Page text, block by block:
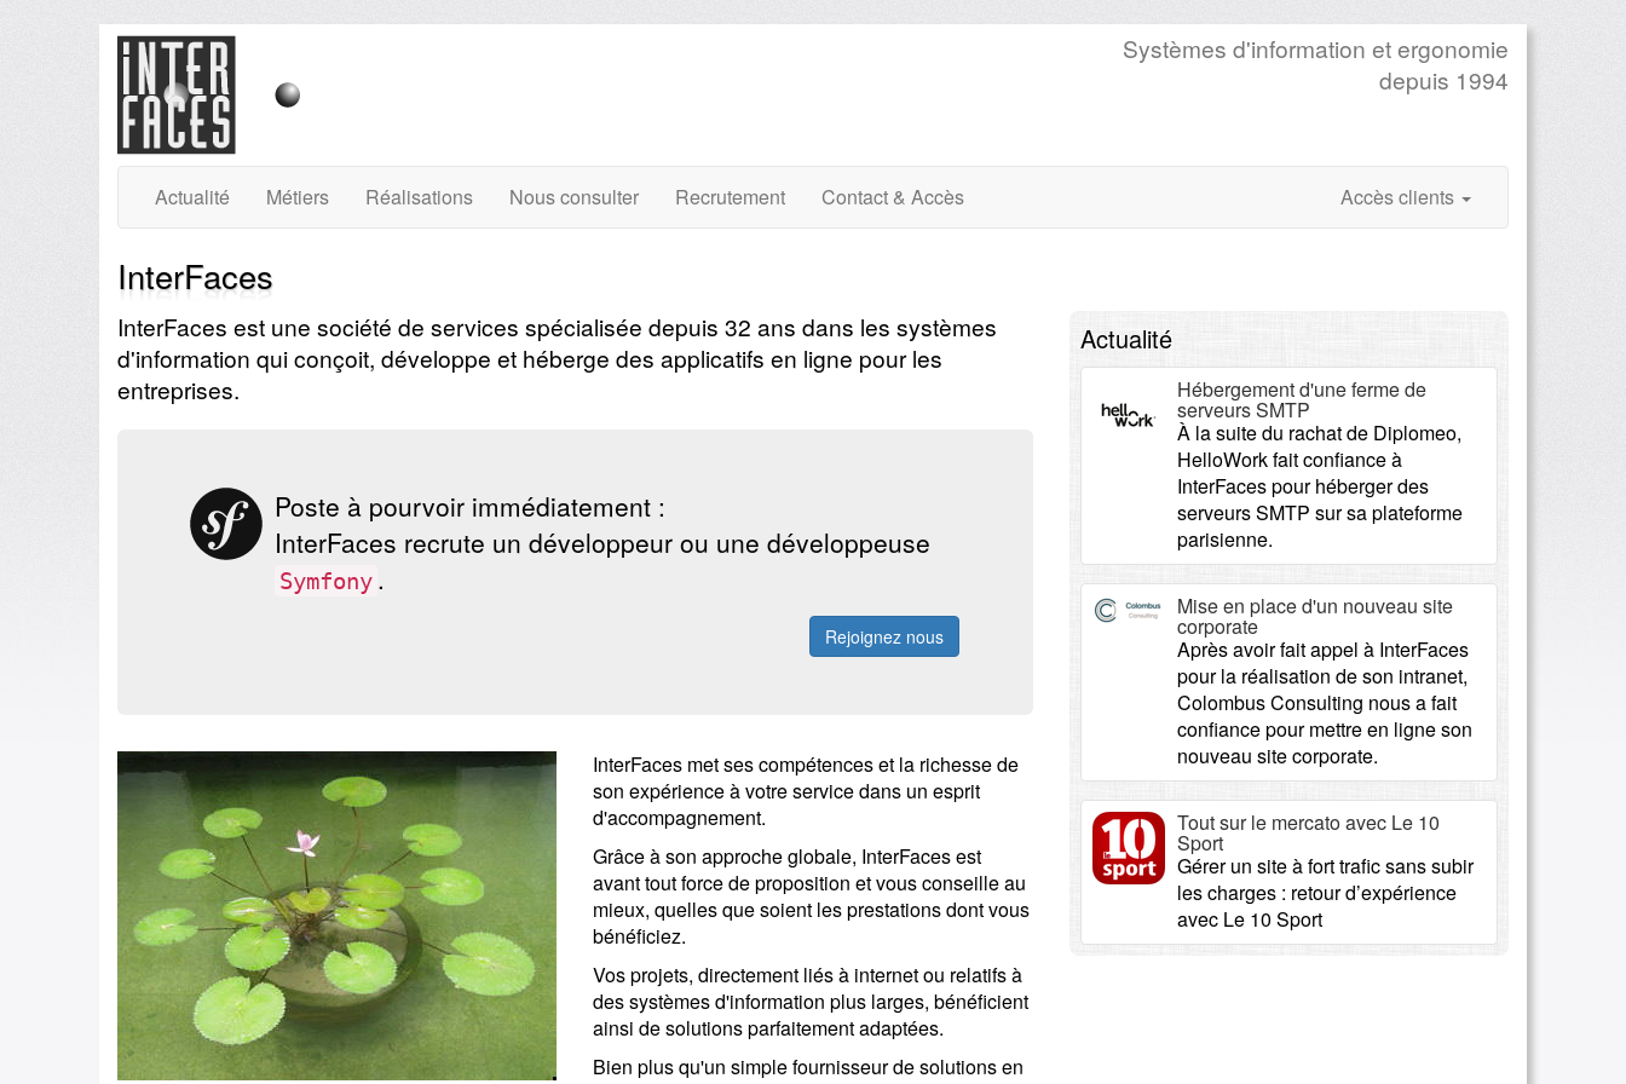
Systèmes d'information et ergonomie
depuis 1994
Actualité Métiers Réalisations Nous consulter Recrutement Contact & Accès Accès clients
InterFaces
InterFaces est une société de services spécialisée depuis 32 ans dans les systèmes
d'information qui conçoit, développe et héberge des applicatifs en ligne pour les
entreprises.
Poste à pourvoir immédiatement :
InterFaces recrute un développeur ou une développeuse
Symfony .
Rejoignez nous
InterFaces met ses compétences et la richesse de
son expérience à votre service dans un esprit
d'accompagnement.
Grâce à son approche globale, InterFacesest
avant tout force de proposition et vous conseille au
mieux, quelles que soient les prestations dont vous
bénéficiez.
Vos projets, directement liés à internet ou relatifs à
des systèmes d'information plus larges, bénéficient
ainsi de solutions parfaitement adaptées.
Bien plus qu'un simple fournisseur de solutions en
Actualité
Hébergement d'une ferme de
serveurs SMTP
À la suite du rachat de Diplomeo,
HelloWork fait confiance à
InterFaces pour héberger des
serveurs SMTP sur sa plateforme
parisienne.
Mise en place d'un nouveau site
corporate
Après avoir fait appel à InterFaces
pour la réalisation de son intranet,
Colombus Consulting nous a fait
confiance pour mettre en ligne son
nouveau site corporate.
Tout sur le mercato avec Le 10
Sport
Gérer un site à fort trafic sans subir
les charges : retour d’expérience
avec Le 10 Sport